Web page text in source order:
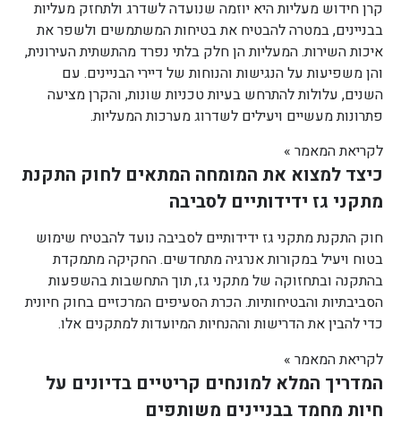
קרן חידוש מעליות היא יוזמה שנועדה לשדרג ולתחזק מעליות
בבניינים, במטרה להבטיח את בטיחות המשתמשים ולשפר את
איכות השירות. המעליות הן חלק בלתי נפרד מהתשתית העירונית,
והן משפיעות על הנגישות והנוחות של דיירי הבניינים. עם
השנים, עלולות להתרחש בעיות טכניות שונות, והקרן מציעה
פתרונות מעשיים ויעילים לשדרוג מערכות המעליות.
לקריאת המאמר »
כיצד למצוא את המומחה המתאים לחוק התקנת
מתקני גז ידידותיים לסביבה
חוק התקנת מתקני גז ידידותיים לסביבה נועד להבטיח שימוש
בטוח ויעיל במקורות אנרגיה מתחדשים. החקיקה מתמקדת
בהתקנה ובתחזוקה של מתקני גז, תוך התחשבות בהשפעות
הסביבתיות והבטיחותיות. הכרת הסעיפים המרכזיים בחוק חיונית
כדי להבין את הדרישות וההנחיות המיועדות למתקנים אלו.
לקריאת המאמר »
המדריך המלא למונחים קריטיים בדיונים על
חיות מחמד בבניינים משותפים